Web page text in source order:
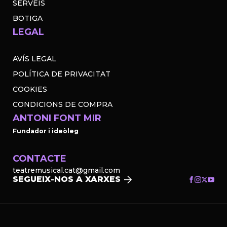
SERVEIS
BOTIGA
LEGAL
AVÍS LEGAL
POLÍTICA DE PRIVACITAT
COOKIES
CONDICIONS DE COMPRA
ANTONI FONT MIR
Fundador i ideòleg
CONTACTE
teatremusical.cat@gmail.com
SEGUEIX-NOS A XARXES